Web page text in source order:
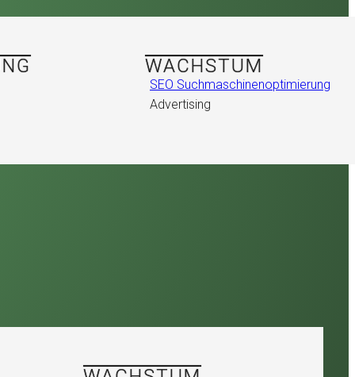
WACHSTUM
SEO Suchmaschinenoptimierung
Advertising